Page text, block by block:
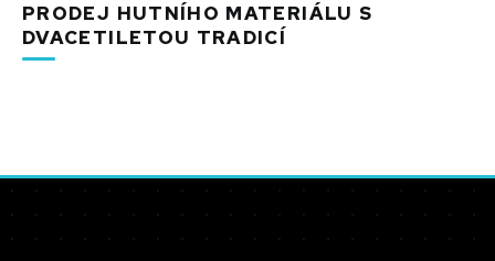
PRODEJ HUTNÍHO MATERIÁLU S
DVACETILETOU TRADICÍ